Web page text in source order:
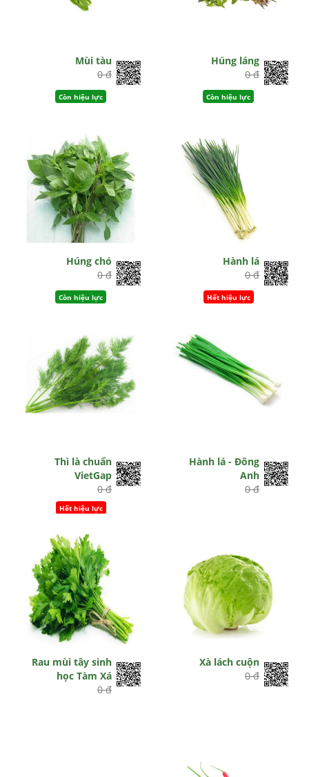
Mùi tàu
0 đ
Còn hiệu lực
Húng láng
0 đ
Còn hiệu lực
Húng chó
0 đ
Còn hiệu lực
Hành lá
0 đ
Hết hiệu lực
Thì là chuẩn
VietGap
0 đ
Hết hiệu lực
Hành lá - Đông
Anh
0 đ
Rau mùi tây sinh
học Tàm Xá
0 đ
Xà lách cuộn
0 đ